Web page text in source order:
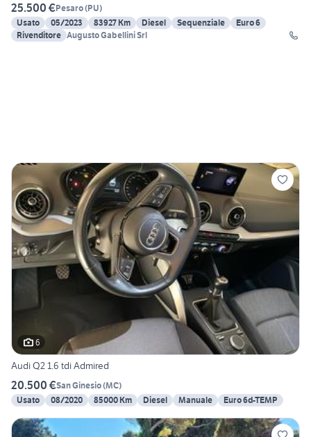
25.500 €Pesaro(PU)
Usato
05/2023 83927 Km Diesel Sequenziale
Euro 6
Rivenditore Augusto Gabellini Srl
6
Audi Q2 1.6 tdi Admired
20.500 €San Ginesio(MC)
Usato
08/2020 85000 Km Diesel Manuale Euro 6d-TEMP